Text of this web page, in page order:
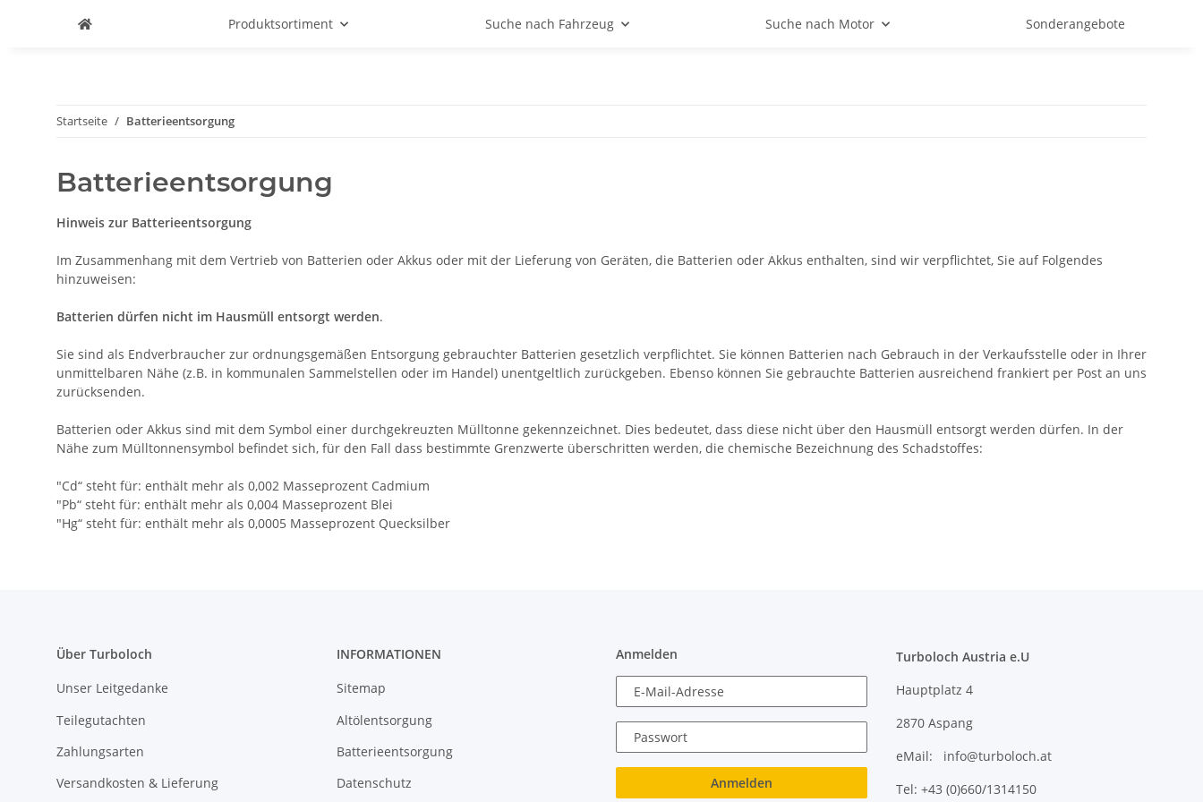
Produktsortiment Suche nach Fahrzeug Suche nach Motor Sonderangebote
Startseite Batterieentsorgung
Batterieentsorgung
Hinweis zur Batterieentsorgung
Im Zusammenhang mit dem Vertrieb von Batterien oder Akkus oder mit der Lieferung von Geräten, die Batterien oder Akkus enthalten, sind wir verpflichtet, Sie auf Folgendes
hinzuweisen:
Batterien dürfen nicht im Hausmüll entsorgt werden.
Sie sind als Endverbraucher zur ordnungsgemäßen Entsorgung gebrauchter Batterien gesetzlich verpflichtet. Sie können Batterien nach Gebrauch in der Verkaufsstelle oder in Ihrer
unmittelbaren Nähe (z.B. in kommunalen Sammelstellen oder im Handel) unentgeltlich zurückgeben. Ebenso können Sie gebrauchte Batterien ausreichend frankiert per Post an uns
zurücksenden.
Batterien oder Akkus sind mit dem Symbol einer durchgekreuzten Mülltonne gekennzeichnet. Dies bedeutet, dass diese nicht über den Hausmüll entsorgt werden dürfen. In der
Nähe zum Mülltonnensymbol befindet sich, für den Fall dass bestimmte Grenzwerte überschritten werden, die chemische Bezeichnung des Schadstoffes:
"Cd“ steht für: enthält mehr als 0,002 Masseprozent Cadmium
"Pb“ steht für: enthält mehr als 0,004 Masseprozent Blei
"Hg“ steht für: enthält mehr als 0,0005 Masseprozent Quecksilber
Über Turboloch
Unser Leitgedanke
Teilegutachten
Zahlungsarten
Versandkosten & Lieferung
INFORMATIONEN
Sitemap
Altölentsorgung
Batterieentsorgung
Datenschutz
Anmelden
E-Mail-Adresse
Passwort
Anmelden
Turboloch Austria e.U
Hauptplatz 4
2870 Aspang
eMail: info@turboloch.at
Tel: +43 (0)660/1314150